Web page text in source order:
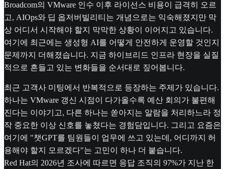
Broadcom의 VMware 인수 이후 라이선스 비용이 급격히 오르
고, AIOps와 딥 옵저버빌리티는 개념으로는 익숙해졌지만 막
상 어디서 시작해야 할지 막막한 상황이 이어지고 있습니다.
여기에 최근에는 생성형 AI를 어떻게 안전하게 운영할 것인지
문제까지 더해졌습니다. 지금 하이브리드 인프라 현장을 실질
적으로 흔들고 있는 변화들을 순서대로 짚어봅니다.
최근 고객사 미팅에서 반복적으로 등장하는 주제가 있습니다.
하나는 VMware 갱신 시점이 다가올수록 예산 회의가 불편해
진다는 이야기고, 다른 하나는 쏟아지는 알람을 처리하느라 정
작 중요한 이상 신호를 놓쳤다는 경험담입니다. 그리고 요즘은
여기에 "챗GPT를 팀원들이 업무에 쓰고 있는데, 어디까지 허
용해야 할지 모르겠다"는 고민이 하나 더 붙습니다.
Red Hat의 2026년 조사에 따르면 응답 조직의 97%가 지난 한